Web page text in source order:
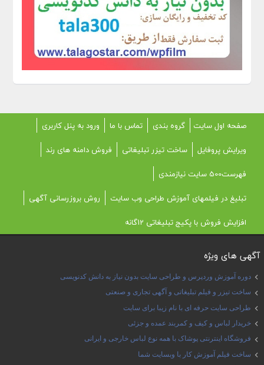
صفحه اول سایت گروه بندی تماس با ما
ورود به پنل کاربری
ویرایش پروفایل
ساخت تیزر تبلیغاتی
فروش دامنه های رند
فهرست500 سایت نیازمندی
تبلیغ در فیلمهای آموزش طراحی وب سایت
روش بروزرسانی آگهی
افزایش فروش با پکیج تبلیغاتی 12گانه
آگهی های ویژه
دوره آموزش وردپرس و طراحی سایت بدون نیاز به دانش کدنویسی
ساخت تیزر و فیلم تبلیغاتی و آگهی تجاری و صنعتی
طراحی سایت حرفه ای با نام زیبا برای سایت
خریدار لباس و کیف و کمربند عمده و جزئی
فروشگاه اینترنتی پوشاک با همه نوع لباس خارجی و ایرانی
ساخت فیلم آموزش کار با وبسایت شما